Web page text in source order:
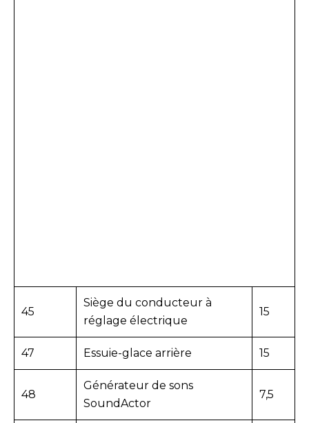
45
Siège du conducteur à
réglage électrique
15
47 Essuie-glace arrière 15
48
Générateur de sons
SoundActor
7,5